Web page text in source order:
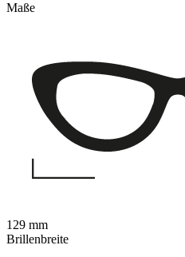
Maße
129 mm
Brillenbreite